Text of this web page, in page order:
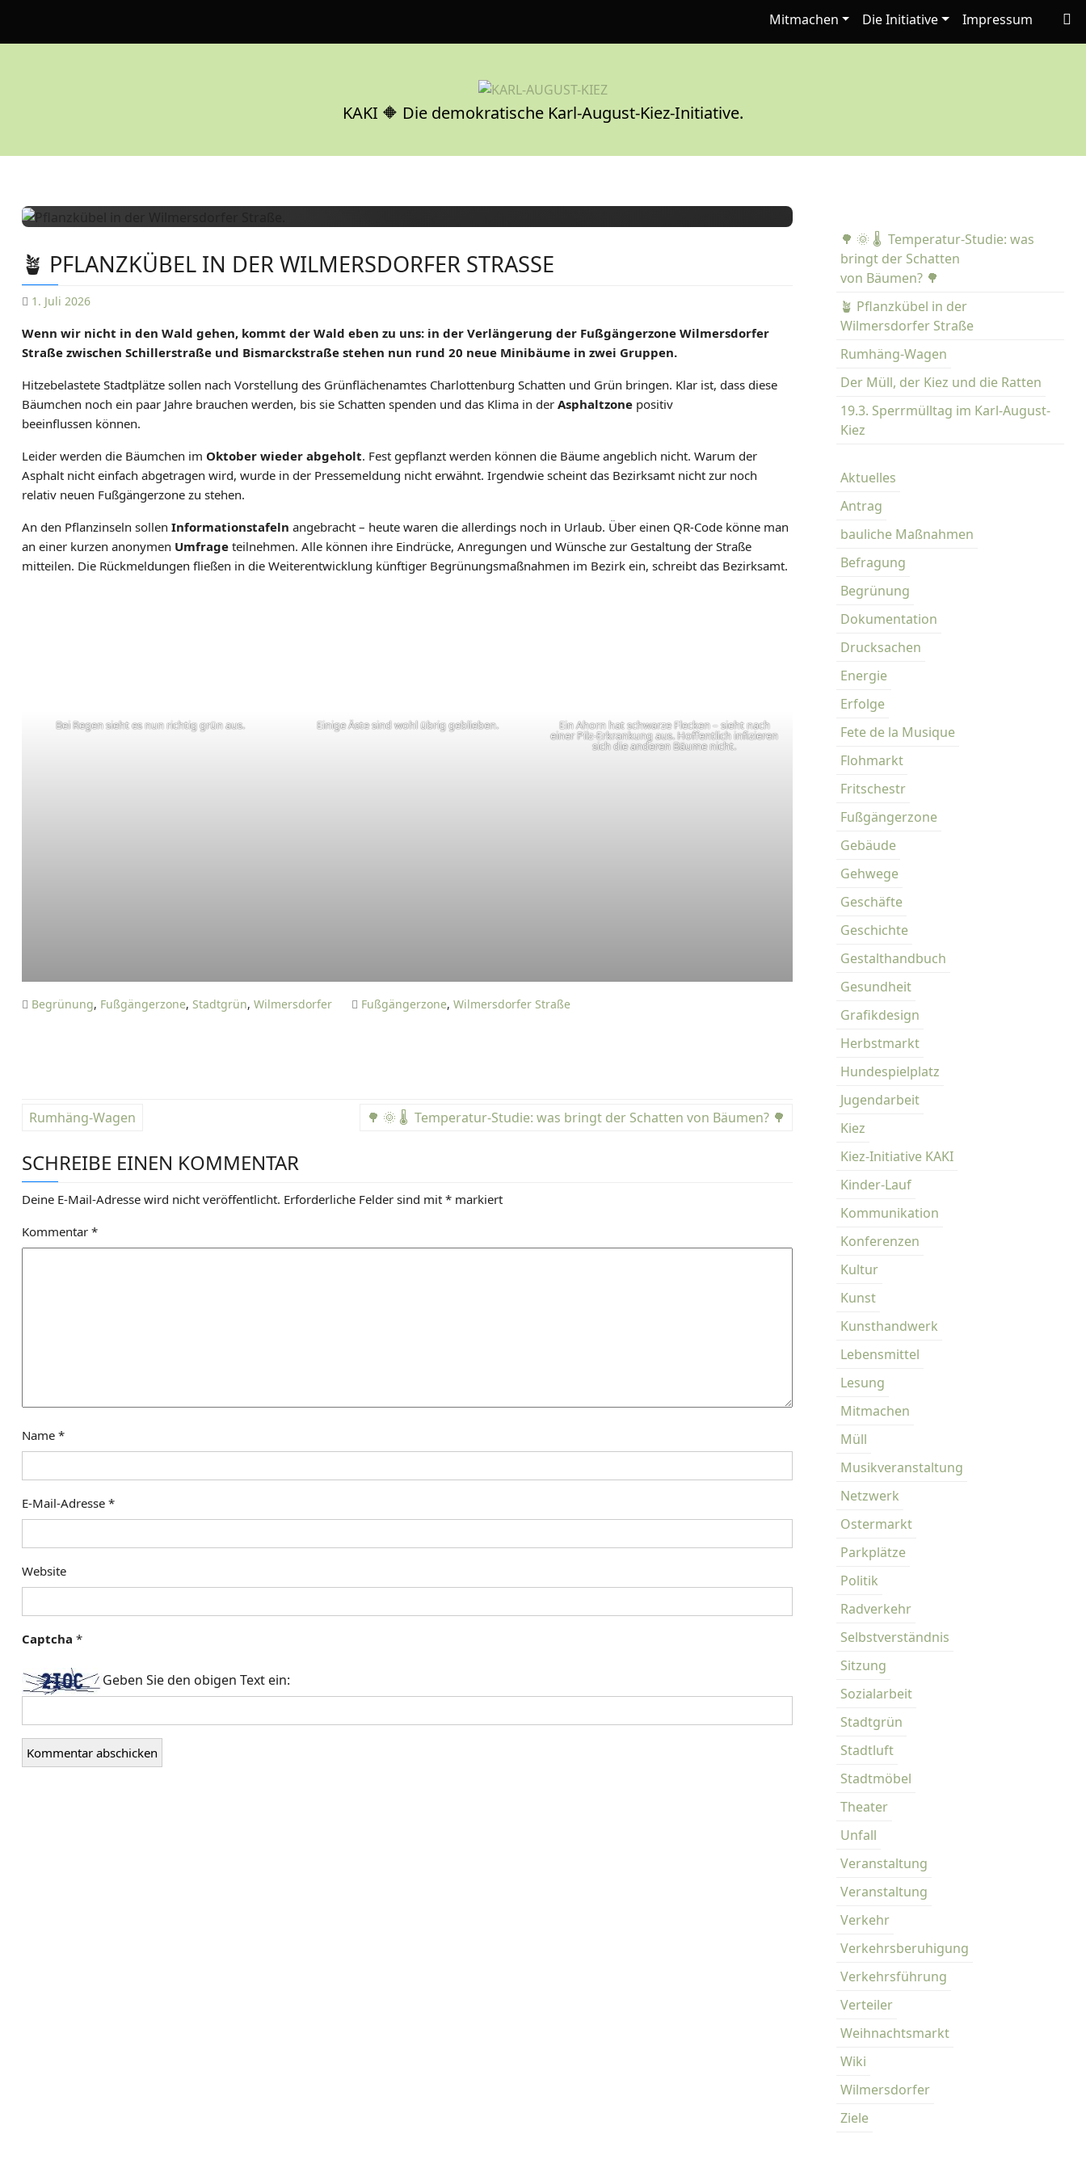
i
Mitmachen Die Initiative Impressum
KAKI 🔶 Die demokratische Karl-August-Kiez-Initiative.
🪴 PFLANZKÜBEL IN DER WILMERSDORFER STRASSE
1. Juli 2026
A
N
I
E
L
I
E
T
E
Wenn wir nicht in den Wald gehen, kommt der Wald eben zu uns: in der Verlängerung der Fußgängerzone Wilmersdorfer
Straße zwischen Schillerstraße und Bismarckstraße stehen nun rund 20 neue Minibäume in zwei Gruppen.
Hitzebelastete Stadtplätze sollen nach Vorstellung des Grünflächenamtes Charlottenburg Schatten und Grün bringen. Klar ist, dass diese
Bäumchen noch ein paar Jahre brauchen werden, bis sie Schatten spenden und das Klima in der Asphaltzone positiv
beeinflussen können.
Leider werden die Bäumchen im Oktober wieder abgeholt. Fest gepflanzt werden können die Bäume angeblich nicht. Warum der
Asphalt nicht einfach abgetragen wird, wurde in der Pressemeldung nicht erwähnt. Irgendwie scheint das Bezirksamt nicht zur noch
relativ neuen Fußgängerzone zu stehen.
An den Pflanzinseln sollen Informationstafeln angebracht – heute waren die allerdings noch in Urlaub. Über einen QR-Code könne man
an einer kurzen anonymen Umfrage teilnehmen. Alle können ihre Eindrücke, Anregungen und Wünsche zur Gestaltung der Straße
mitteilen. Die Rückmeldungen fließen in die Weiterentwicklung künftiger Begrünungsmaßnahmen im Bezirk ein, schreibt das Bezirksamt.
Bei Regen sieht es nun richtig grün aus. Einige Äste sind wohl übrig geblieben. Ein Ahorn hat schwarze Flecken – sieht nach
einer Pilz-Erkrankung aus. Hoffentlich infizieren
sich die anderen Bäume nicht.
Begrünung, Fußgängerzone, Stadtgrün, Wilmersdorfer Fußgängerzone, Wilmersdorfer Straße
B
i
t
r
i
g
a
t
i
n
Rumhäng-Wagen 🌳 🌞 🌡️ Temperatur-Studie: was bringt der Schatten von Bäumen? 🌳
SCHREIBE EINEN KOMMENTAR
Deine E-Mail-Adresse wird nicht veröffentlicht. Erforderliche Felder sind mit * markiert
Kommentar *
Name *
E-Mail-Adresse *
Website
Captcha *
Geben Sie den obigen Text ein:
🌳 🌞 🌡️ Temperatur-Studie: was
bringt der Schatten
von Bäumen? 🌳
🪴 Pflanzkübel in der
Wilmersdorfer Straße
Rumhäng-Wagen
Der Müll, der Kiez und die Ratten
19.3. Sperrmülltag im Karl-August-
Kiez
Aktuelles
Antrag
bauliche Maßnahmen
Befragung
Begrünung
Dokumentation
Drucksachen
Energie
Erfolge
Fete de la Musique
Flohmarkt
Fritschestr
Fußgängerzone
Gebäude
Gehwege
Geschäfte
Geschichte
Gestalthandbuch
Gesundheit
Grafikdesign
Herbstmarkt
Hundespielplatz
Jugendarbeit
Kiez
Kiez-Initiative KAKI
Kinder-Lauf
Kommunikation
Konferenzen
Kultur
Kunst
Kunsthandwerk
Lebensmittel
Lesung
Mitmachen
Müll
Musikveranstaltung
Netzwerk
Ostermarkt
Parkplätze
Politik
Radverkehr
Selbstverständnis
Sitzung
Sozialarbeit
Stadtgrün
Stadtluft
Stadtmöbel
Theater
Unfall
Veranstaltung
Veranstaltung
Verkehr
Verkehrsberuhigung
Verkehrsführung
Verteiler
Weihnachtsmarkt
Wiki
Wilmersdorfer
Ziele